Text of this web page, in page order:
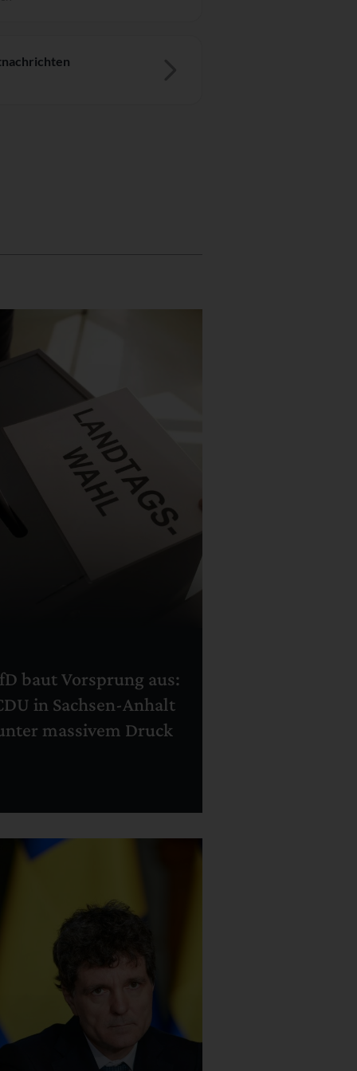
baut Vorsprung aus:
in Sachsen-Anhalt
massivem Druck